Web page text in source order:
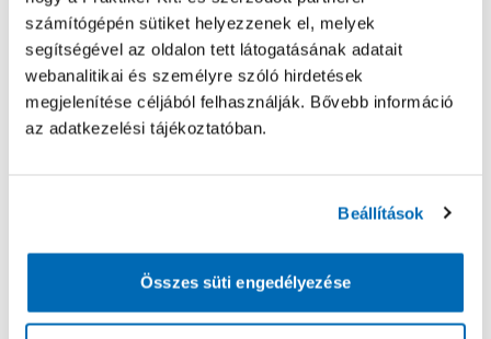
számítógépén sütiket helyezzenek el, melyek
segítségével az oldalon tett látogatásának adatait
webanalitikai és személyre szóló hirdetések
megjelenítése céljából felhasználják. Bővebb információ
az adatkezelési tájékoztatóban.
Beállítások
Összes süti engedélyezése